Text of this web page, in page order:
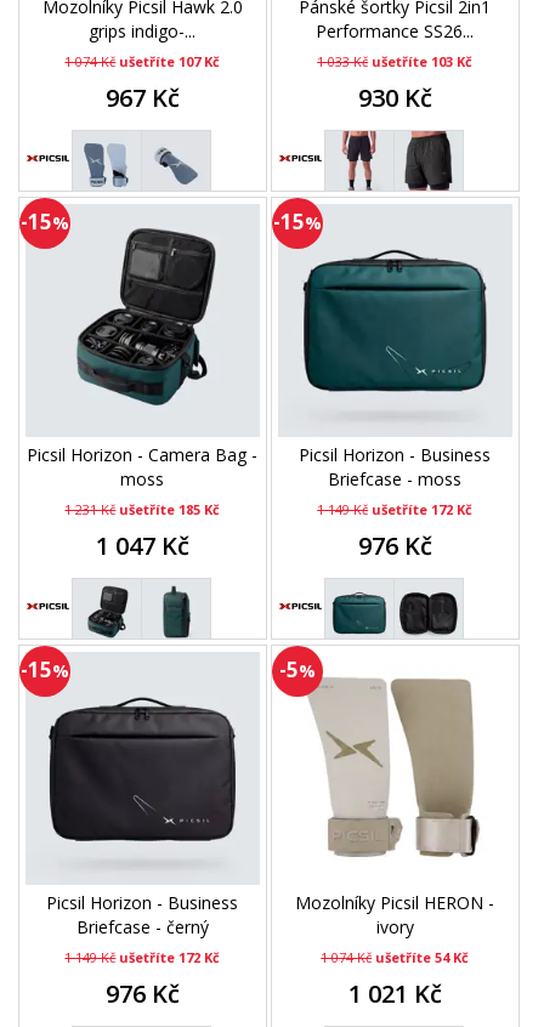
Mozolníky Picsil Hawk 2.0
grips indigo-...
1 074 Kč ušetříte 107 Kč
967 Kč
Pánské šortky Picsil 2in1
Performance SS26...
1 033 Kč ušetříte 103 Kč
930 Kč
-15%
Picsil Horizon - Camera Bag -
moss
1 231 Kč ušetříte 185 Kč
1 047 Kč
-15%
Picsil Horizon - Business
Briefcase - moss
1 149 Kč ušetříte 172 Kč
976 Kč
-15%
Picsil Horizon - Business
Briefcase - černý
1 149 Kč ušetříte 172 Kč
976 Kč
-5%
Mozolníky Picsil HERON -
ivory
1 074 Kč ušetříte 54 Kč
1 021 Kč